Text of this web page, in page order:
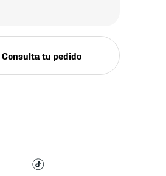
Consulta tu pedido